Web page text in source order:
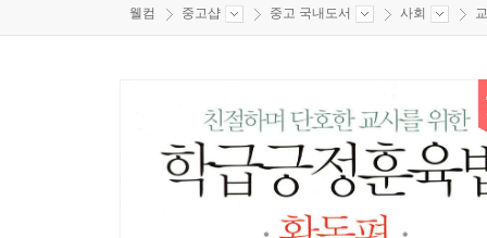
웰컴 중고샵 중고 국내도서 사회